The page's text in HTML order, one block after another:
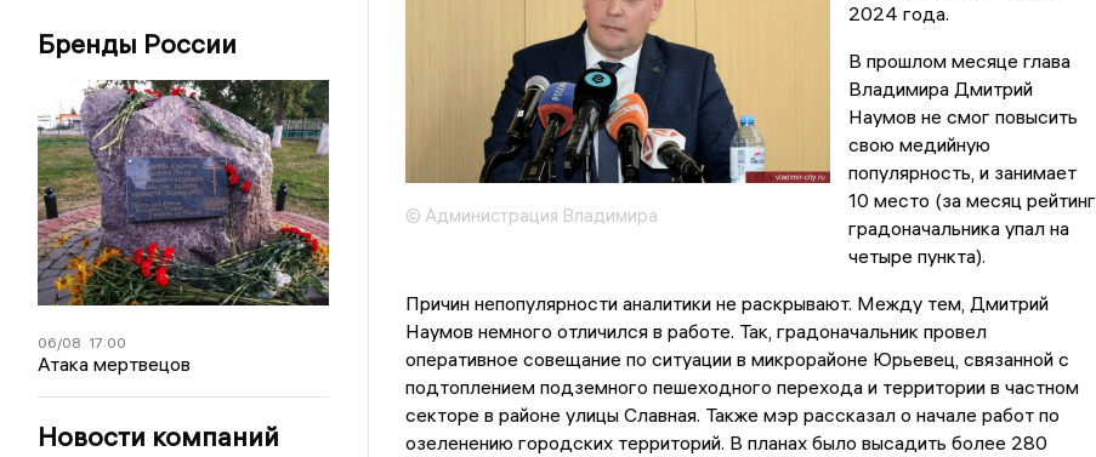
Бренды России
06/08 17:00
Атака мертвецов
Новости компаний
© Администрация Владимира
2024 года.
В прошлом месяце глава
Владимира Дмитрий
Наумов не смог повысить
свою медийную
популярность, и занимает
10 место (за месяц рейтинг
градоначальника упал на
четыре пункта).
Причин непопулярности аналитики не раскрывают. Между тем, Дмитрий
Наумов немного отличился в работе. Так, градоначальник провел
оперативное совещание по ситуации в микрорайоне Юрьевец, связанной с
подтоплением подземного пешеходного перехода и территории в частном
секторе в районе улицы Славная. Также мэр рассказал о начале работ по
озеленению городских территорий. В планах было высадить более 280